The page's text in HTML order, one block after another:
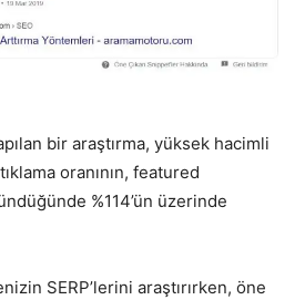
bir araştırma, yüksek hacimli
oranının, featured
%114’ün üzerinde
SERP’lerini araştırırken, öne